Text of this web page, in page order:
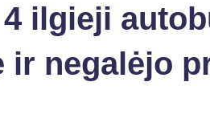
ilgieji
ir negalėjo